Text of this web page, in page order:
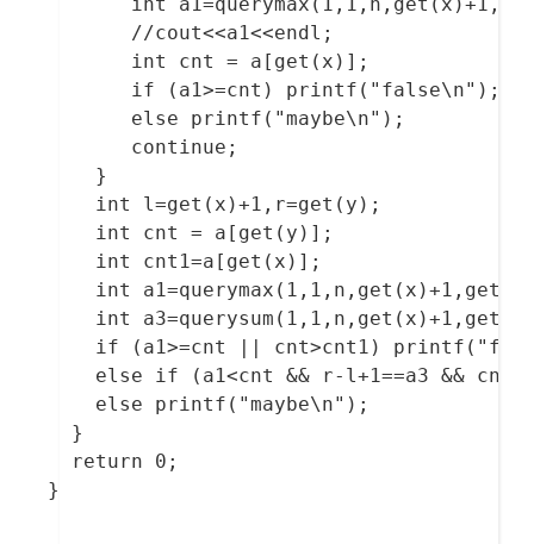
    }
    int l=get(x)+1,r=get(y);
    int cnt = a[get(y)];
    int cnt1=a[get(x)];
  }
  return 0;
}